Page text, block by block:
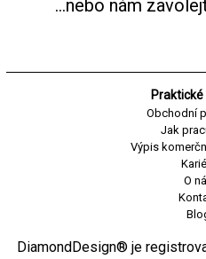
...nebo nám
Obchodní
Jak
Výpis
O
DiamondDesign® je